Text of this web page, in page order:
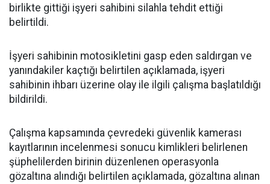
birlikte gittiği işyeri sahibini silahla tehdit ettiği
belirtildi.
İşyeri sahibinin motosikletini gasp eden saldırgan ve
yanındakiler kaçtığı belirtilen açıklamada, işyeri
sahibinin ihbarı üzerine olay ile ilgili çalışma başlatıldığı
bildirildi.
Çalışma kapsamında çevredeki güvenlik kamerası
kayıtlarının incelenmesi sonucu kimlikleri belirlenen
şüphelilerden birinin düzenlenen operasyonla
gözaltına alındığı belirtilen açıklamada, gözaltına alınan